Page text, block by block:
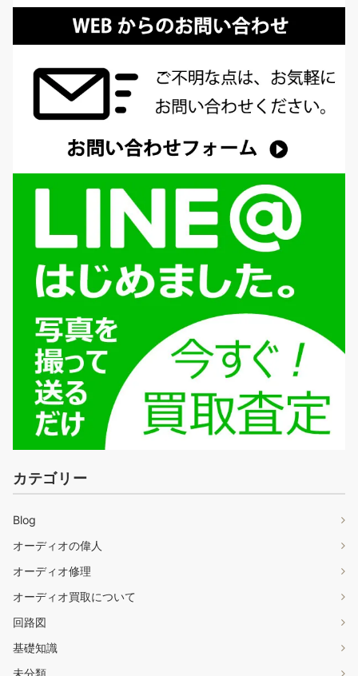
カテゴリー
Blog
オーディオの偉人
オーディオ修理
オーディオ買取について
回路図
基礎知識